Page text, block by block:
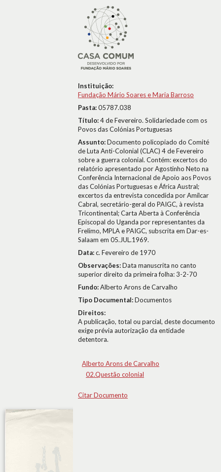
Instituição:
Fundação Mário Soares e Maria Barroso
Pasta:05787.038
Título:4 de Fevereiro. Solidariedade com os
Povos das Colónias Portuguesas
Assunto:Documento policopiado do Comité
de Luta Anti-Colonial (CLAC) 4 de Fevereiro
sobre a guerra colonial. Contém: excertos do
relatório apresentado por Agostinho Neto na
Conferência Internacional de Apoio aos Povos
das Colónias Portuguesas e África Austral;
excertos da entrevista concedida por Amílcar
Cabral, secretário-geral do PAIGC, à revista
Tricontinental; Carta Aberta à Conferência
Episcopal do Uganda por representantes da
Frelimo, MPLA e PAIGC, subscrita em Dar-es-
Salaam em 05.JUL.1969.
Data:c. Fevereiro de 1970
Observações:Data manuscrita no canto
superior direito da primeira folha: 3-2-70
Fundo:Alberto Arons de Carvalho
Tipo Documental:Documentos
Direitos:
A publicação, total ou parcial, deste documento
exige prévia autorização da entidade
detentora.
Alberto Arons de Carvalho
02.Questão colonial
Citar Documento